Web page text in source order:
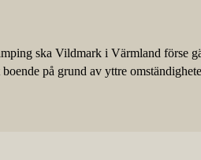
ska Vildmark i Värmland förse
på grund av yttre